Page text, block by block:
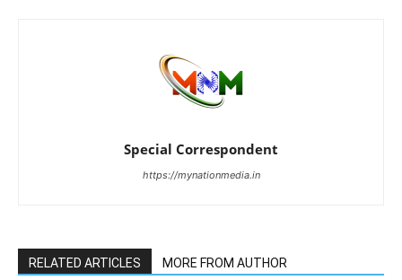
Special Correspondent
https://mynationmedia.in
RELATED ARTICLES MORE FROM AUTHOR